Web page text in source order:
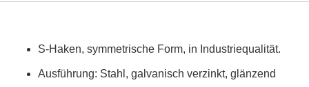
S-Haken, symmetrische Form, in Industriequalität.
Ausführung: Stahl, galvanisch verzinkt, glänzend